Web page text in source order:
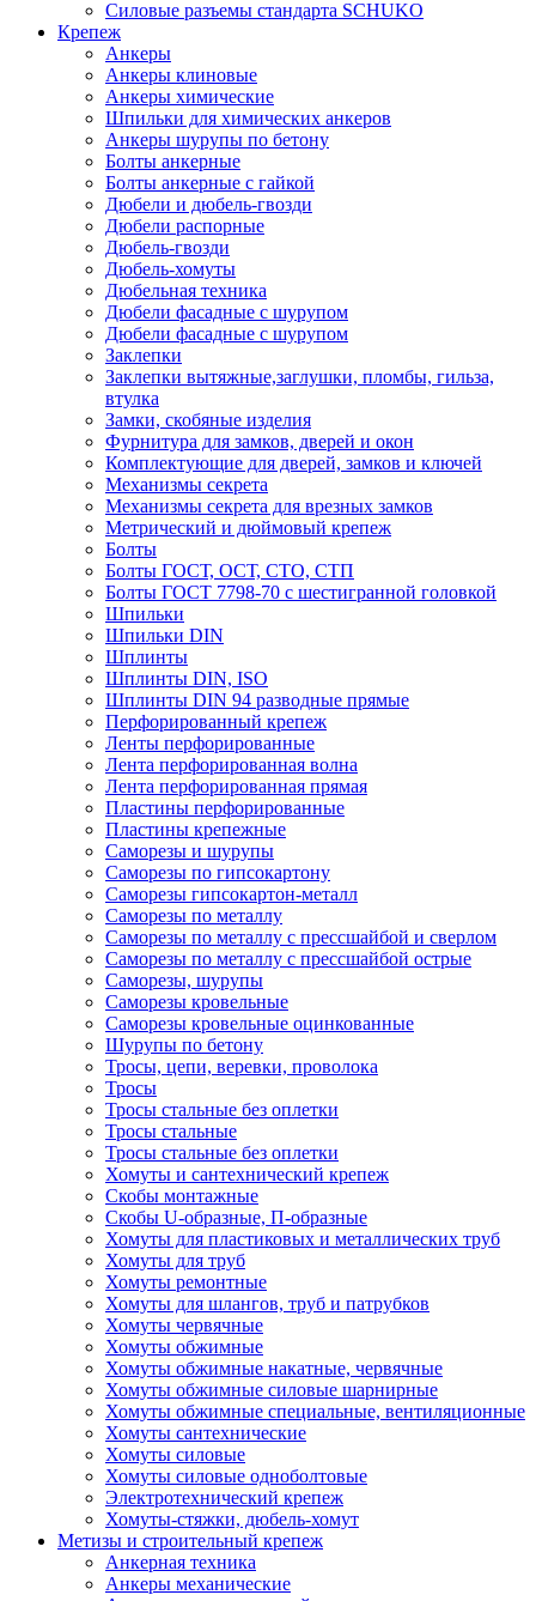
Силовые разъемы стандарта SCHUKO
Крепеж
Анкеры
Анкеры клиновые
Анкеры химические
Шпильки для химических анкеров
Анкеры шурупы по бетону
Болты анкерные
Болты анкерные с гайкой
Дюбели и дюбель-гвозди
Дюбели распорные
Дюбель-гвозди
Дюбель-хомуты
Дюбельная техника
Дюбели фасадные с шурупом
Дюбели фасадные с шурупом
Заклепки
Заклепки вытяжные,заглушки, пломбы, гильза,
втулка
Замки, скобяные изделия
Фурнитура для замков, дверей и окон
Комплектующие для дверей, замков и ключей
Механизмы секрета
Механизмы секрета для врезных замков
Метрический и дюймовый крепеж
Болты
Болты ГОСТ, ОСТ, СТО, СТП
Болты ГОСТ 7798-70 с шестигранной головкой
Шпильки
Шпильки DIN
Шплинты
Шплинты DIN, ISO
Шплинты DIN 94 разводные прямые
Перфорированный крепеж
Ленты перфорированные
Лента перфорированная волна
Лента перфорированная прямая
Пластины перфорированные
Пластины крепежные
Саморезы и шурупы
Саморезы по гипсокартону
Саморезы гипсокартон-металл
Саморезы по металлу
Саморезы по металлу с прессшайбой и сверлом
Саморезы по металлу с прессшайбой острые
Саморезы, шурупы
Саморезы кровельные
Саморезы кровельные оцинкованные
Шурупы по бетону
Тросы, цепи, веревки, проволока
Тросы
Тросы стальные без оплетки
Тросы стальные
Тросы стальные без оплетки
Хомуты и сантехнический крепеж
Скобы монтажные
Скобы U-образные, П-образные
Хомуты для пластиковых и металлических труб
Хомуты для труб
Хомуты ремонтные
Хомуты для шлангов, труб и патрубков
Хомуты червячные
Хомуты обжимные
Хомуты обжимные накатные, червячные
Хомуты обжимные силовые шарнирные
Хомуты обжимные специальные, вентиляционные
Хомуты сантехнические
Хомуты силовые
Хомуты силовые одноболтовые
Электротехнический крепеж
Хомуты-стяжки, дюбель-хомут
Метизы и строительный крепеж
Анкерная техника
Анкеры механические